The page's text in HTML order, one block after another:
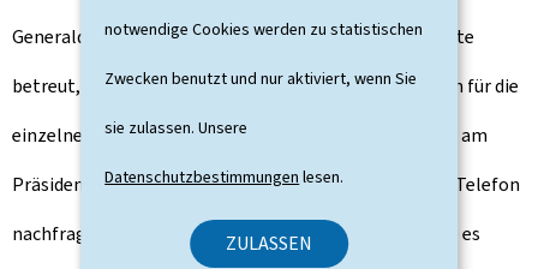
notwendige Cookies werden zu statistischen
Zwecken benutzt und nur aktiviert, wenn Sie
sie zulassen. Unsere
Datenschutzbestimmungen lesen.
ZULASSEN
Generaldirektion, die ausschließlich die Gewerbegebiete
betreut, sowie die Bestimmung von Ansprechpersonen für die
einzelnen Zonen. Weil es nicht am Bürgermeister oder am
Präsidenten eines Gemeindesyndikats ist, ständig per Telefon
nachfragen zu müssen, wo das Dossier dran ist und wie es